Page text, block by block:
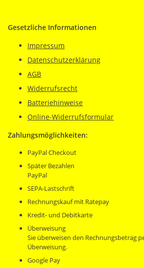
Gesetzliche Informationen
Impressum
Datenschutzerklärung
AGB
Widerrufsrecht
Batteriehinweise
Online-Widerrufsformular
Zahlungsmöglichkeiten:
PayPal Checkout
Später Bezahlen
PayPal
SEPA-Lastschrift
Rechnungskauf mit Ratepay
Kredit- und Debitkarte
Überweisung
Sie überweisen den Rechnungsbetrag
Überweisung.
Google Pay